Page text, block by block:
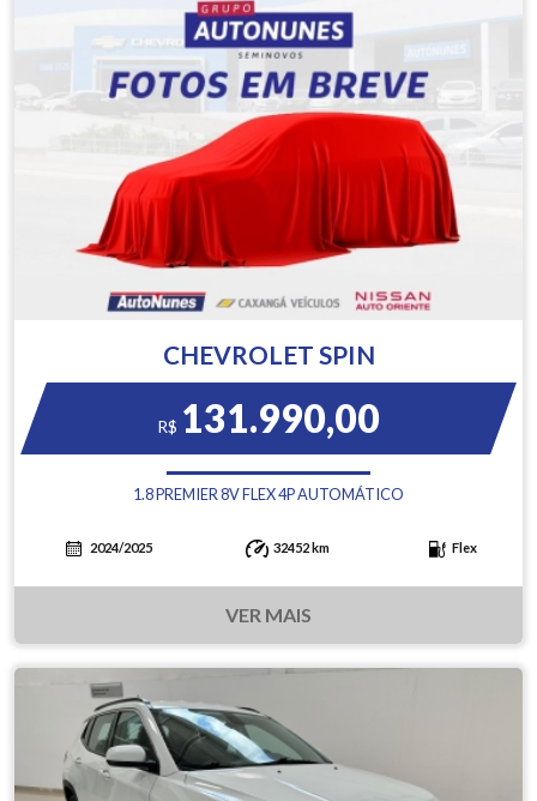
CHEVROLET SPIN
R$ 131.990,00
1.8 PREMIER 8V FLEX 4P AUTOMÁTICO
2024/2025 32452 km Flex
VER MAIS